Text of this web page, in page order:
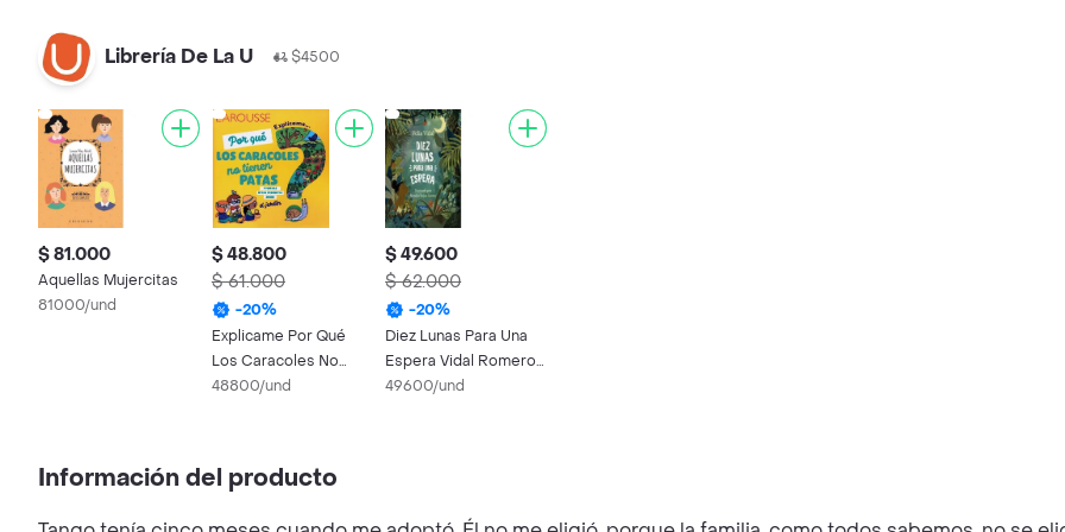
Librería De La U $4500
$ 81.000
Aquellas Mujercitas
81000/und
$ 48.800
$ 61.000
-20%
Explicame Por Qué
Los Caracoles No
Tienen Patas
48800/und
$ 49.600
$ 62.000
-20%
Diez Lunas Para Una
Espera Vidal Romero
Velia
49600/und
Información del producto